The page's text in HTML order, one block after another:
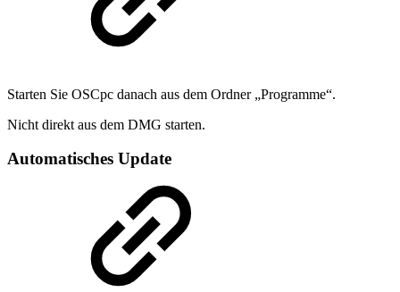
Starten Sie OSCpc danach aus dem Ordner „Programme“.
Nicht direkt aus dem DMG starten.
Automatisches Update